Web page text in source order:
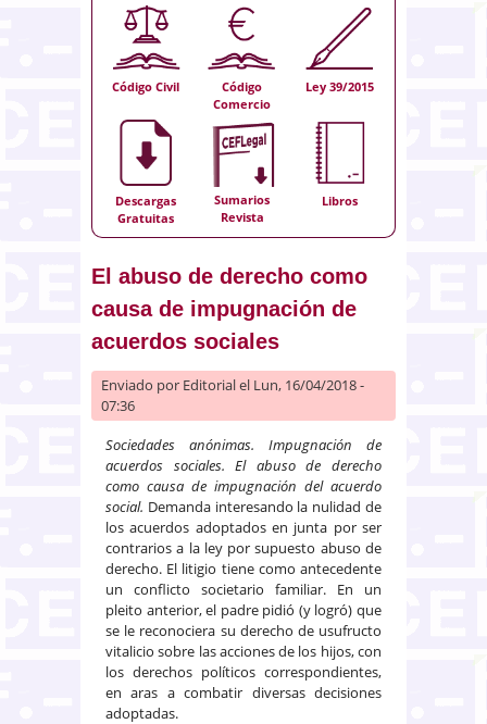
Código Civil
Código
Comercio
Ley 39/2015
Descargas
Gratuitas
Sumarios
Revista
Libros
El abuso de derecho como
causa de impugnación de
acuerdos sociales
Enviado por Editorialel Lun, 16/04/2018 -
07:36
Sociedades anónimas. Impugnación de
acuerdos sociales. El abuso de derecho
como causa de impugnación del acuerdo
social. Demanda interesando la nulidad de
los acuerdos adoptados en junta por ser
contrarios a la ley por supuesto abuso de
derecho. El litigio tiene como antecedente
un conflicto societario familiar. En un
pleito anterior, el padre pidió (y logró) que
se le reconociera su derecho de usufructo
vitalicio sobre las acciones de los hijos, con
los derechos políticos correspondientes,
en aras a combatir diversas decisiones
adoptadas.